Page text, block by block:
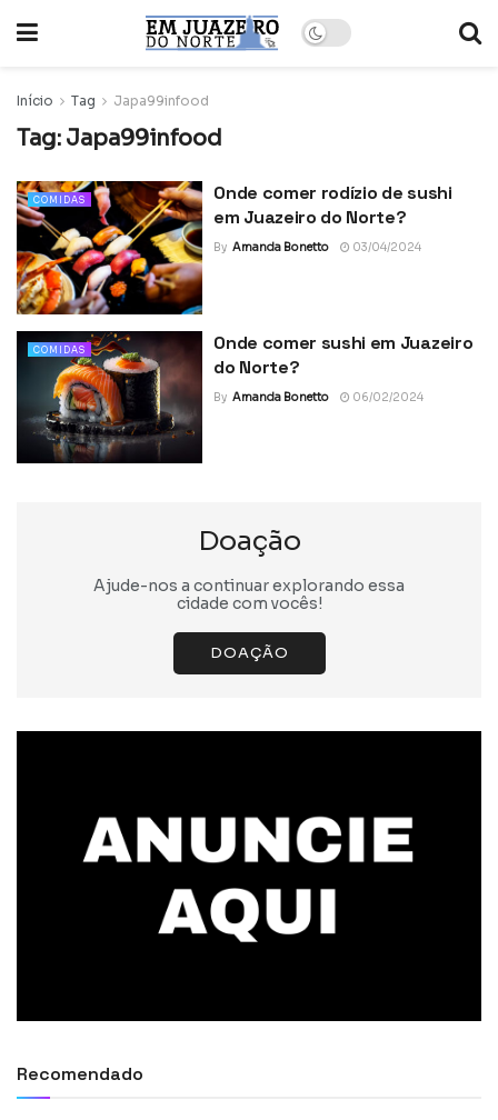
Início Tag Japa99infood
Tag: Japa99infood
COMIDAS
Onde comer rodízio de sushi
em Juazeiro do Norte?
By Amanda Bonetto 03/04/2024
COMIDAS
Onde comer sushi em Juazeiro
do Norte?
By Amanda Bonetto 06/02/2024
Doação
Ajude-nos a continuar explorando essa
cidade com vocês!
DOAÇÃO
Recomendado